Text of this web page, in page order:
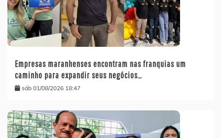
Empresas maranhenses encontram nas franquias um
caminho para expandir seus negócios…
sáb 01/08/2026 18:47